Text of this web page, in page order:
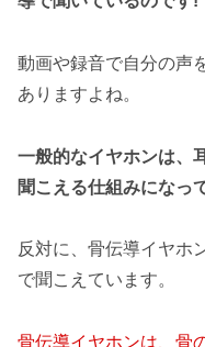
動画や録音で自分の声
ありますよね。
一般的なイヤホンは、
聞こえる仕組みになっ
反対に、骨伝導イヤホ
で聞こえています。
骨伝導イヤホンは、骨